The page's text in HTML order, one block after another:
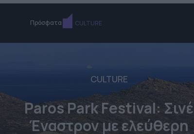
Πρόσφατα CULTURE
CULTURE
Paros Park Festival: Σινέ
Έναστρον με ελεύθερη